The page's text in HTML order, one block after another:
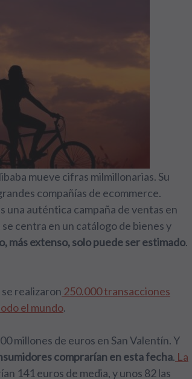
mueve cifras milmillonarias. Su
compañías de ecommerce.
una auténtica campaña de ventas en
centra en un catálogo de bienes y
más extenso, solo puede ser estimado.
realizaron 250.000 transacciones
el mundo.
millones de euros en San Valentín. Y
comprarían en esta fecha. La
141 euros de media, y unos 82 las